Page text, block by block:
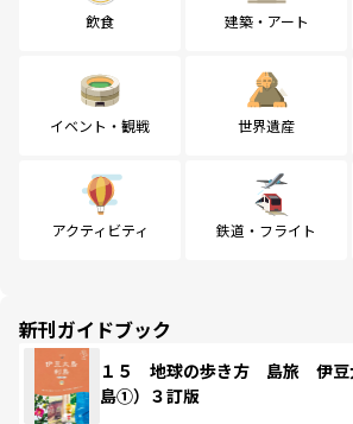
飲食 建築・アート
イベント・観戦 世界遺産
アクティビティ 鉄道・フライト
新刊ガイドブック
１５ 地球の歩き方 島旅 伊豆
島①）３訂版